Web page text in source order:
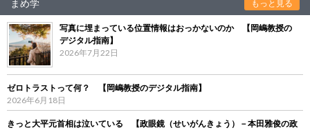
まめ学 もっと見る
写真に埋まっている位置情報はおっかないのか 【岡嶋教授の
デジタル指南】
2026年7月22日
ゼロトラストって何？ 【岡嶋教授のデジタル指南】
2026年6月18日
きっと大平元首相は泣いている 【政眼鏡（せいがんきょう）－本田雅俊の政